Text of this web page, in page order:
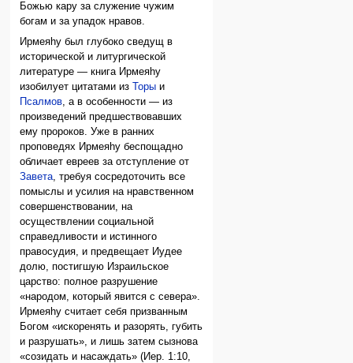
Божью кару за служение чужим
богам и за упадок нравов.
Ирмеяhу был глубоко сведущ в
исторической и литургической
литературе — книга Ирмеяhу
изобилует цитатами изТоры и
Псалмов , а в особенности — из
произведений предшествовавших
ему пророков. Уже в ранних
проповедях Ирмеяhу беспощадно
обличает евреев за отступление от
Завета , требуя сосредоточить все
помыслы и усилия на нравственном
совершенствовании, на
осуществлении социальной
справедливости и истинного
правосудия, и предвещает Иудее
долю, постигшую Израильское
царство: полное разрушение
«народом, который явится с севера».
Ирмеяhу считает себя призванным
Богом «искоренять и разорять, губить
и разрушать», и лишь затем сызнова
«созидать и насаждать» (Иер. 1:10,